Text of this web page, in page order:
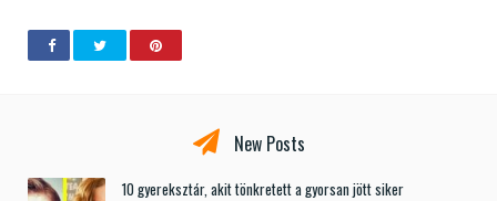
New Posts
10 gyereksztár, akit tönkretett a gyorsan jött siker